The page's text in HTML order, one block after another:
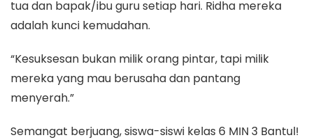
tua dan bapak/ibu guru setiap hari. Ridha mereka
adalah kunci kemudahan.
“Kesuksesan bukan milik orang pintar, tapi milik
mereka yang mau berusaha dan pantang
menyerah.”
​Semangat berjuang, siswa-siswi kelas 6 MIN 3 Bantul!